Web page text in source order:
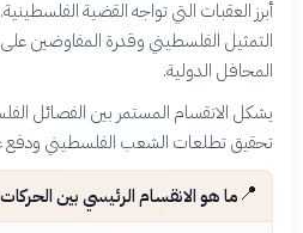
أبرز العقبات التي تواجه القضية
التمثيل الفلسطيني وقدرة المفاوضين
المحافل الدولية.
يشكل الانقسام المستمر بين الفصائل
تحقيق تطلعات الشعب الفلسطيني ودفع
📍ما هو الانقسام الرئيسي بين